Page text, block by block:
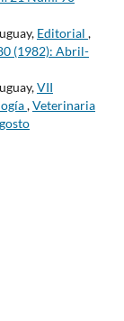
Editorial ,
(1982): Abril-
VII
,Veterinaria